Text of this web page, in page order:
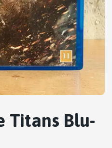
Titans Blu-